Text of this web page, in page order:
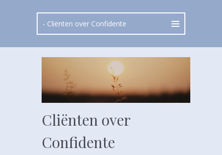
Cliënten over
Confidente